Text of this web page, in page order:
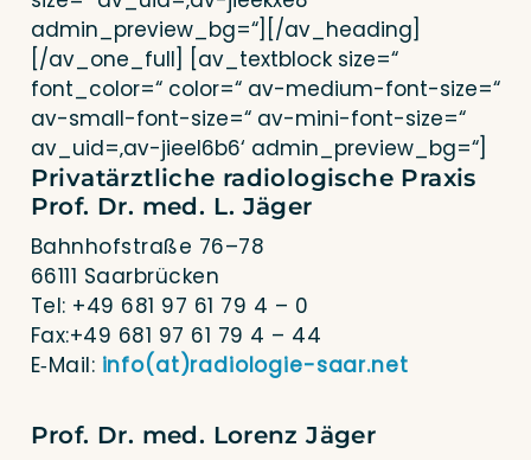
admin_preview_bg=“][/av_heading]
[/av_one_full] [av_textblock size=“
font_color=“ color=“ av-medi­um-font-size=“
av-small-font-size=“ av-mini-font-size=“
av_uid=‚av-jieel6b6‘ admin_preview_bg=“]
Privatärztliche radiologische Praxis
Prof. Dr. med. L. Jäger
Bahn­hof­stra­ße 76–78
66111 Saarbrücken
Tel: +49 681 97 61 79 4 – 0
Fax:+49 681 97 61 79 4 – 44
E‑Mail: info(at)radiologie-saar.net
Prof. Dr. med. Lorenz Jäger